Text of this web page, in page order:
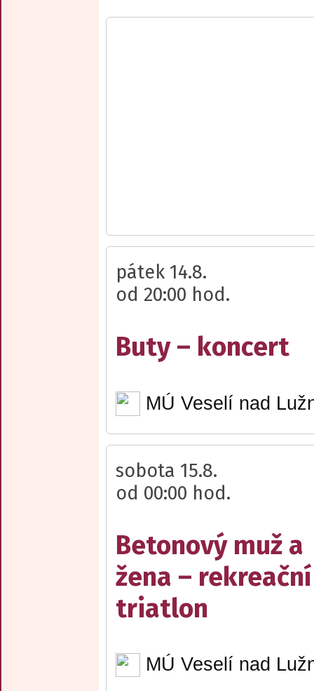
pátek 14.8.
od 20:00 hod.
Buty – koncert
MÚ Veselí nad
sobota 15.8.
od 00:00 hod.
Betonový muž a
žena – rekreační
triatlon
MÚ Veselí nad